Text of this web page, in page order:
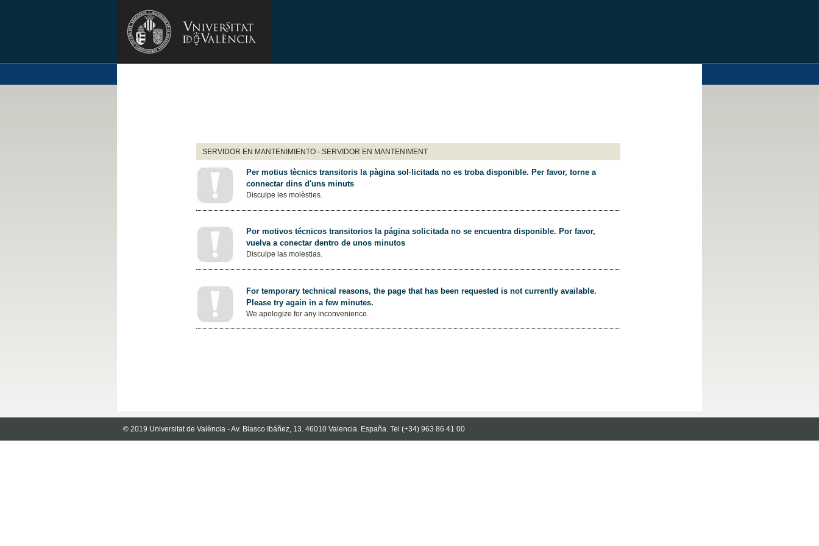
SERVIDOR EN MANTENIMIENTO - SERVIDOR EN MANTENIMENT
Per motius tècnics transitoris la pàgina sol·licitada no es troba disponible. Per favor, torne a
connectar dins d'uns minuts
Disculpe les molèsties.
Por motivos técnicos transitorios la página solicitada no se encuentra disponible. Por favor,
vuelva a conectar dentro de unos minutos
Disculpe las molestias.
For temporary technical reasons, the page that has been requested is not currently available.
Please try again in a few minutes.
We apologize for any inconvenience.
© 2019 Universitat de València - Av. Blasco Ibáñez, 13. 46010 Valencia. España. Tel (+34) 963 86 41 00